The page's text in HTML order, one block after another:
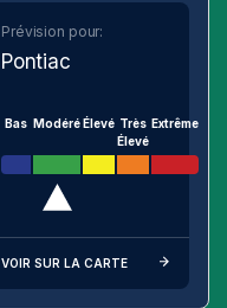
Prévision pour:
Pontiac
Bas ModéréÉlevé Très
Élevé
Extrême
VOIR SUR LA CARTE